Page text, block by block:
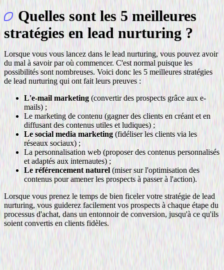
Quelles sont les 5 meilleures
stratégies en lead nurturing ?
Lorsque vous vous lancez dans le lead nurturing, vous pouvez avoir
du mal à savoir par où commencer. C'est normal puisque les
possibilités sont nombreuses. Voici donc les 5 meilleures stratégies
de lead nurturing qui ont fait leurs preuves :
L'e-mail marketing (convertir des prospects grâce aux e-
mails) ;
Le marketing de contenu (gagner des clients en créant et en
diffusant des contenus utiles et ludiques) ;
Le social media marketing (fidéliser les clients via les
réseaux sociaux) ;
La personnalisation web (proposer des contenus personnalisés
et adaptés aux internautes) ;
Le référencement naturel(miser sur l'optimisation des
contenus pour amener les prospects à passer à l'action).
Lorsque vous prenez le temps de bien ficeler votre stratégie de lead
nurturing, vous guiderez facilement vos prospects à chaque étape du
processus d'achat, dans un entonnoir de conversion, jusqu'à ce qu'ils
soient convertis en clients fidèles.